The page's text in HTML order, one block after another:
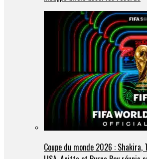
Coupe du monde 2026 : Shakira,